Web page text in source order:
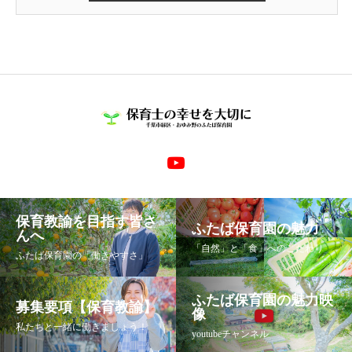
保育教諭を目指す皆さ
んへ
ふたば保育園の「働きやすさ」
ふたば保育園の魅力
「自然」と「食」へのこだわり
募集要項【保育教諭】
私たちと一緒に働きましょう！
ふたば保育園の魅力映
像
youtubeチャンネル